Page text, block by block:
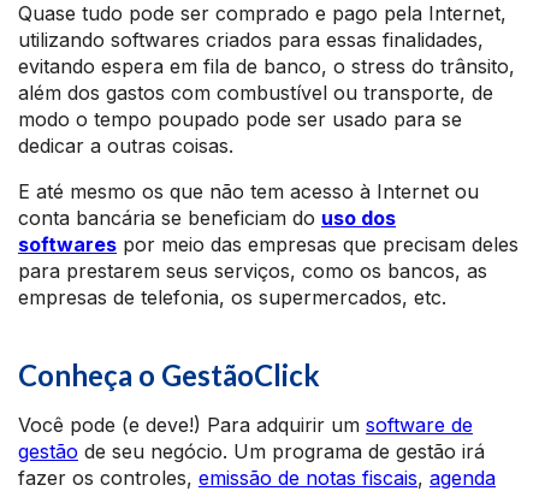
Quase tudo pode ser comprado e pago pela Internet,
utilizando softwares criados para essas finalidades,
evitando espera em fila de banco, o stress do trânsito,
além dos gastos com combustível ou transporte, de
modo o tempo poupado pode ser usado para se
dedicar a outras coisas.
E até mesmo os que não tem acesso à Internet ou
conta bancária se beneficiam do uso dos
softwares por meio das empresas que precisam deles
para prestarem seus serviços, como os bancos, as
empresas de telefonia, os supermercados, etc.
Conheça o GestãoClick
Você pode (e deve!) Para adquirir um software de
gestão de seu negócio. Um programa de gestão irá
fazer os controles, emissão de notas fiscais, agenda